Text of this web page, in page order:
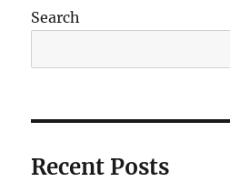
Search
Recent Posts